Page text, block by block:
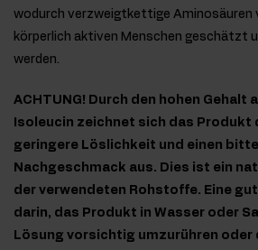
wodurch verzweigtkettige Aminosäuren
körperlich aktiven Menschen geschätzt
werden.
ACHTUNG! Durch den hohen Gehalt
Isoleucin zeichnet sich das Produkt
geringere Löslichkeit und einen
Nachgeschmack aus. Dies ist ein
der verwendeten Rohstoffe. Eine
darin, das Produkt in Wasser oder
Lösung vorsichtig umzurühren oder